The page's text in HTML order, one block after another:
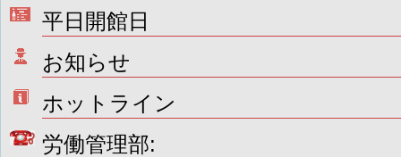
平日開館日
お知らせ
ホットライン
労働管理部: